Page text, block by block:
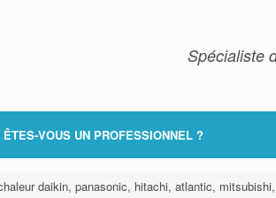
Spécialiste
ÊTES-VOUS UN PROFESSIONNEL ?
daikin, panasonic, hitachi, atlantic,